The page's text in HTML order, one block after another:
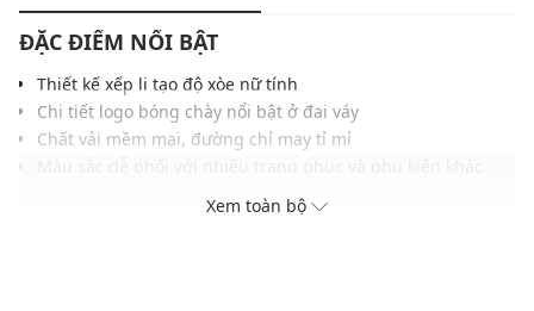
ĐẶC ĐIỂM NỔI BẬT
Thiết kế xếp li tạo độ xòe nữ tính
Chi tiết logo bóng chày nổi bật ở đai váy
Chất vải mềm mại, đường chỉ may tỉ mỉ
Xem toàn bộ